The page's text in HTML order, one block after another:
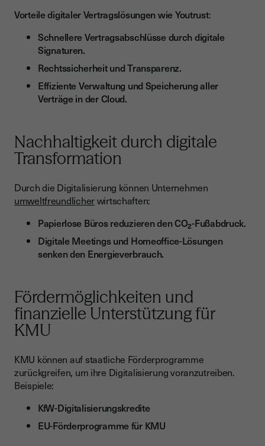
Vorteile digitaler Vertragslösungen wie Youtrust:
Schnellere Vertragsabschlüsse durch digitale
Signaturen.
Rechtssicherheit und Transparenz.
Effiziente Verwaltung und Speicherung aller
Verträge in der Cloud.
Nachhaltigkeit durch digitale
Transformation
Durch die Digitalisierung können Unternehmen
umweltfreundlicherwirtschaften:
Papierlose Büros reduzieren den CO₂-Fußabdruck.
Digitale Meetings und Homeoffice-Lösungen
senken den Energieverbrauch.
Fördermöglichkeiten und
finanzielle Unterstützung für
KMU
KMU können auf staatliche Förderprogramme
zurückgreifen, um ihre Digitalisierung voranzutreiben.
Beispiele:
KfW-Digitalisierungskredite
EU-Förderprogramme für KMU